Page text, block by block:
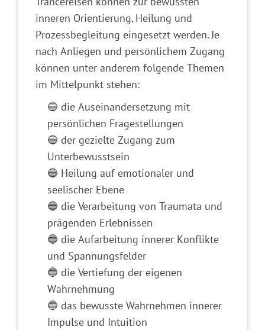
inneren Orientierung, Heilung und
Prozessbegleitung eingesetzt werden. Je
nach Anliegen und persönlichem Zugang
können unter anderem folgende Themen
im Mittelpunkt stehen:
🔵 die Auseinandersetzung mit
persönlichen Fragestellungen
🔵 der gezielte Zugang zum
Unterbewusstsein
🔵 Heilung auf emotionaler und
seelischer Ebene
🔵 die Verarbeitung von Traumata und
prägenden Erlebnissen
🔵 die Aufarbeitung innerer Konflikte
und Spannungsfelder
🔵 die Vertiefung der eigenen
Wahrnehmung
🔵 das bewusste Wahrnehmen innerer
Impulse und Intuition